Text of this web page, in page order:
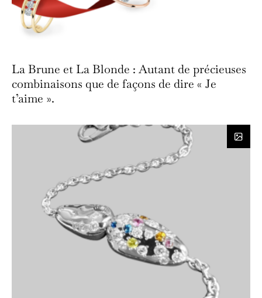
La Brune et La Blonde : Autant de précieuses
combinaisons que de façons de dire « Je
t’aime ».